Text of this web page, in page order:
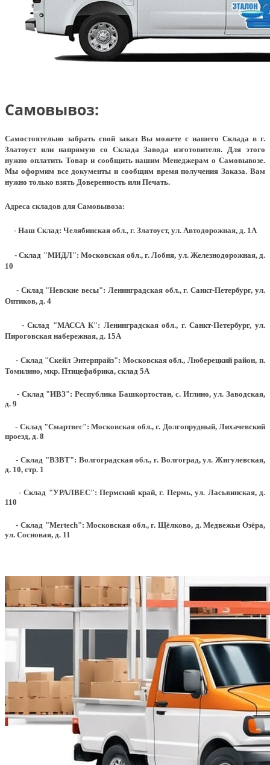
Самовывоз:
Самостоятельно забрать свой заказ Вы можете с нашего Склада в г.
Златоуст или напрямую со Склада Завода изготовителя. Для этого
нужно оплатить Товар и сообщить нашим Менеджерам о Самовывозе.
Мы оформим все документы и сообщим время получения Заказа. Вам
нужно только взять Доверенность или Печать.
Адреса складов для Самовывоза:
- Наш Склад: Челябинская обл., г. Златоуст, ул. Автодорожная, д. 1А
- Склад "МИДЛ": Московская обл., г. Лобня, ул. Железнодорожная, д.
10
- Склад "Невские весы": Ленинградская обл., г. Санкт-Петербург, ул.
Оптиков, д. 4
- Склад "МАССА К": Ленинградская обл., г. Санкт-Петербург, ул.
Пироговская набережная, д. 15А
- Склад "Скейл Энтерпрайз": Московская обл., Люберецкий район, п.
Томилино, мкр. Птицефабрика, склад 5А
- Склад "ИВЗ": Республика Башкортостан, с. Иглино, ул. Заводская,
д. 9
- Склад "Смартвес":Московская обл., г. Долгопрудный, Лихачевский
проезд, д. 8
- Склад "ВЗВТ": Волгоградская обл., г. Волгоград, ул. Жигулевская,
д. 10, стр. 1
- Склад "УРАЛВЕС": Пермский край, г. Пермь, ул. Ласьвинская, д.
110
- Склад "Mertech": Московская обл., г. Щёлково, д. Медвежьи Озёра,
ул. Сосновая, д. 11